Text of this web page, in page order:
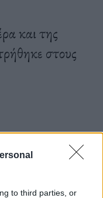
to third parties, or
και της
στους